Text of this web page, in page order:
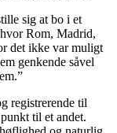
sig at bo i et
Rom, Madrid,
det ikke var muligt
genkende såvel
registrerende til
til et andet.